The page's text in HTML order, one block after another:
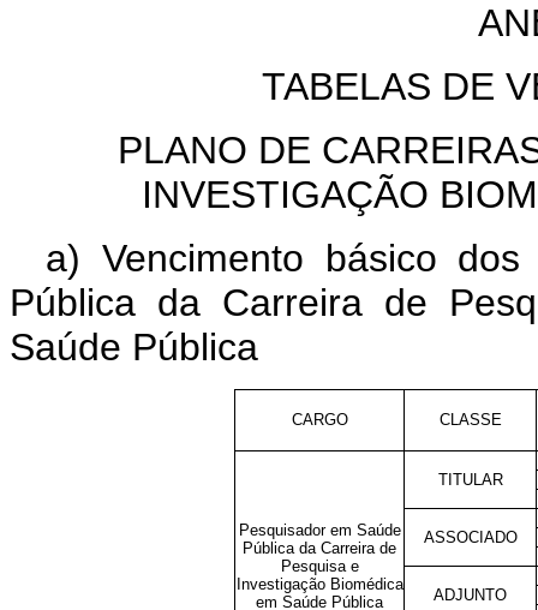
TABELAS DE
PLANO DE
INVESTIGAÇÃO
a) Vencimento básico
Pública da Carreira de
Saúde Pública
CARGO CLASSE
Pesquisador em Saúde
Pública da Carreira de
Pesquisa e
Investigação Biomédica
em Saúde Pública
TITULAR
ASSOCIADO
ADJUNTO